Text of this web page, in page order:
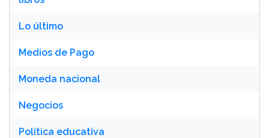
Lo último
Medios de Pago
Moneda nacional
Negocios
Política educativa